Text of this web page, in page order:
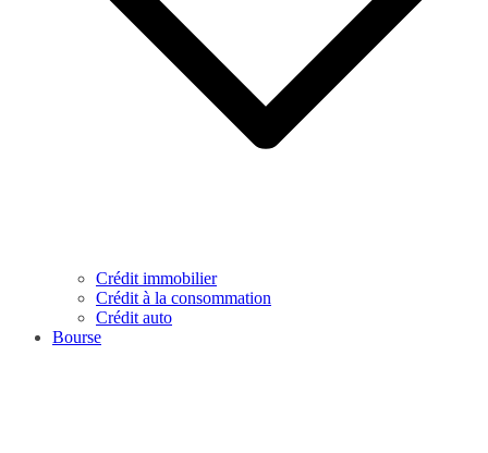
Crédit immobilier
Crédit à la consommation
Crédit auto
Bourse